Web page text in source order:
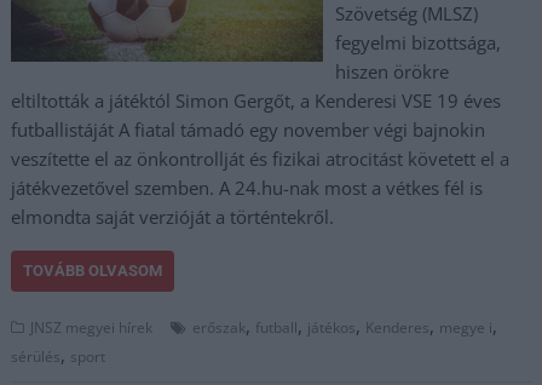
Szövetség (MLSZ)
fegyelmi bizottsága,
hiszen örökre
eltiltották a játéktól Simon Gergőt, a Kenderesi VSE 19 éves
futballistáját A fiatal támadó egy november végi bajnokin
veszítette el az önkontrollját és fizikai atrocitást követett el a
játékvezetővel szemben. A 24.hu-nak most a vétkes fél is
elmondta saját verzióját a történtekről.
TOVÁBB OLVASOM
JNSZ megyei hírek erőszak, futball, játékos, Kenderes, megye i,
sérülés, sport